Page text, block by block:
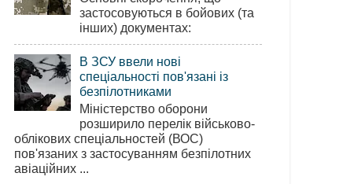
застосовуються в бойових (та
інших) документах:
В ЗСУ ввели нові
спеціальності пов'язані із
безпілотниками
Міністерство оборони
розширило перелік військово-
облікових спеціальностей (ВОС)
пов'язаних з застосуванням безпілотних
авіаційних ...